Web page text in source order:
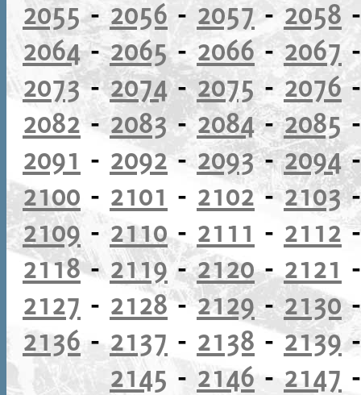
2055- 2056 - 2057 - 2058
2064-2065-2066-2067
2073-2074-2075 -2076
2082 - 2083-2084-2085
2091 - 2092- 2093-2094
2100 - 2101 - 2102-2103
2109 - 2110- 2111 - 2112
2118- 2119-2120- 2121
2127 - 2128-2129-2130
2136 - 2137 - 2138 -2139
2145 - 2146 - 2147